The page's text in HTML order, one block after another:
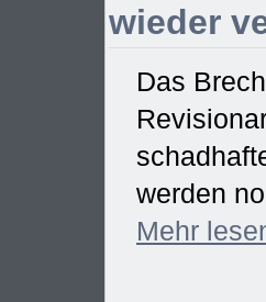
wieder
Das
werden
Mehr